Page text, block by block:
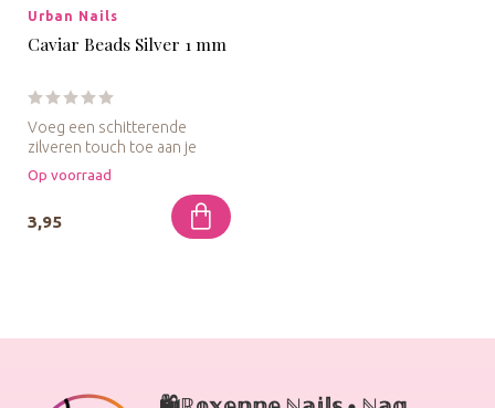
Urban Nails
Caviar Beads Silver 1 mm
Voeg een schitterende
zilveren touch toe aan je
nageldesigns met Urban Nails
Cav...
Op voorraad
3,95